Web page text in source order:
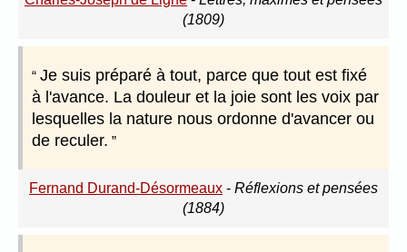
(1809)
Je suis préparé à tout, parce que tout est fixé
à l'avance. La douleur et la joie sont les voix par
lesquelles la nature nous ordonne d'avancer ou
de reculer.
Fernand Durand-Désormeaux - Réflexions et pensées
(1884)